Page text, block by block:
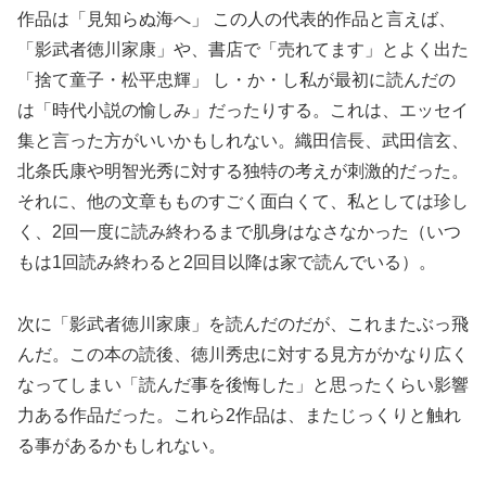
作品は「見知らぬ海へ」 この人の代表的作品と言えば、
「影武者徳川家康」や、書店で「売れてます」とよく出た
「捨て童子・松平忠輝」 し・か・し私が最初に読んだの
は「時代小説の愉しみ」だったりする。これは、エッセイ
集と言った方がいいかもしれない。織田信長、武田信玄、
北条氏康や明智光秀に対する独特の考えが刺激的だった。
それに、他の文章もものすごく面白くて、私としては珍し
く、2回一度に読み終わるまで肌身はなさなかった（いつ
もは1回読み終わると2回目以降は家で読んでいる）。
次に「影武者徳川家康」を読んだのだが、これまたぶっ飛
んだ。この本の読後、徳川秀忠に対する見方がかなり広く
なってしまい「読んだ事を後悔した」と思ったくらい影響
力ある作品だった。これら2作品は、またじっくりと触れ
る事があるかもしれない。